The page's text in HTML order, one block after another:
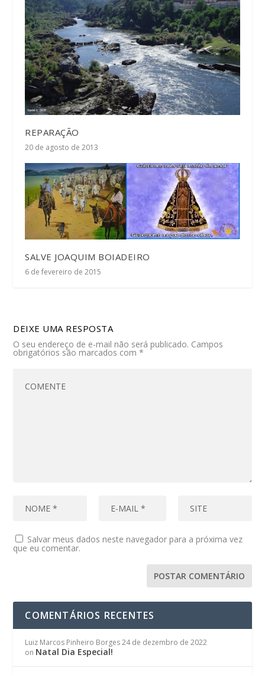
REPARAÇÃO
20 de agosto de 2013
SALVE JOAQUIM BOIADEIRO
6 de fevereiro de 2015
DEIXE UMA RESPOSTA
O seu endereço de e-mail não será publicado. Campos
obrigatórios são marcados com*
Salvar meus dados neste navegador para a próxima vez
que eu comentar.
COMENTÁRIOS RECENTES
Luiz Marcos Pinheiro Borges 24 de dezembro de 2022
on Natal Dia Especial!